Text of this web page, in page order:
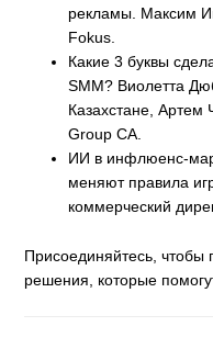
рекламы. Максим
Fokus.
Какие 3 буквы
SMM? Виолетта
Казахстане, Артем
Group CA.
ИИ в инфлюенс-
меняют правила
коммерческий
Присоединяйтесь, чтобы
решения, которые